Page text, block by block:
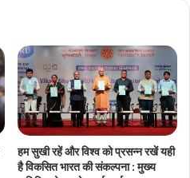
हम सुखी रहें और विश्व को प्रसन्न रखें यही
है विकसित भारत की संकल्पना : मुख्य